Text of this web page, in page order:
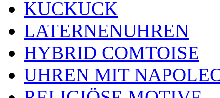
KUCKUCK
LATERNENUHREN
HYBRID COMTOISE
UHREN MIT